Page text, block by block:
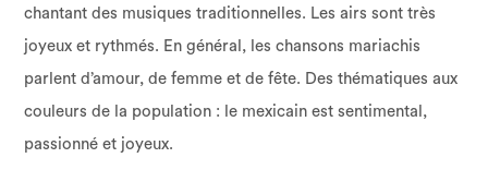
chantant des musiques traditionnelles. Les airs sont très
joyeux et rythmés. En général, les chansons mariachis
parlent d’amour, de femme et de fête. Des thématiques aux
couleurs de la population : le mexicain est sentimental,
passionné et joyeux.